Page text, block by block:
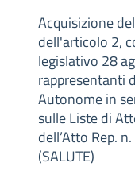
Acquisizione
dell'articolo 2,
legislativo 28
rappresentanti
Autonome in
sulle Liste di
dell’Atto Rep.
(SALUTE)